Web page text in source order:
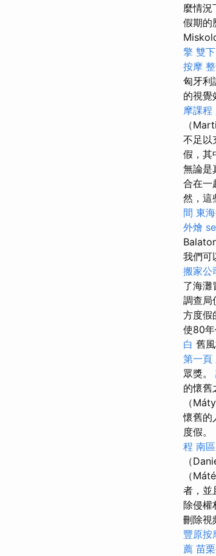
麼情況
假期的
擎 雙
按摩
匈牙利
的視覺
摩課程
（
不足以
假，其
無論是
合在一
然，這
間 東
外燴
我們可
搬家公
了海灘
調查局
方度假
使80
白 舊
第一頁
眾獎。
的懷舊
（
懷舊的
度假。
程 南
（
（
者，並
除侵權
刪除視
豐原按
薦 苗